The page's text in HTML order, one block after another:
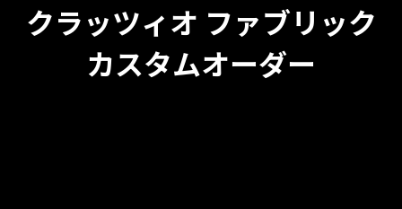
クラッツィオ ファブリック
カスタムオーダー